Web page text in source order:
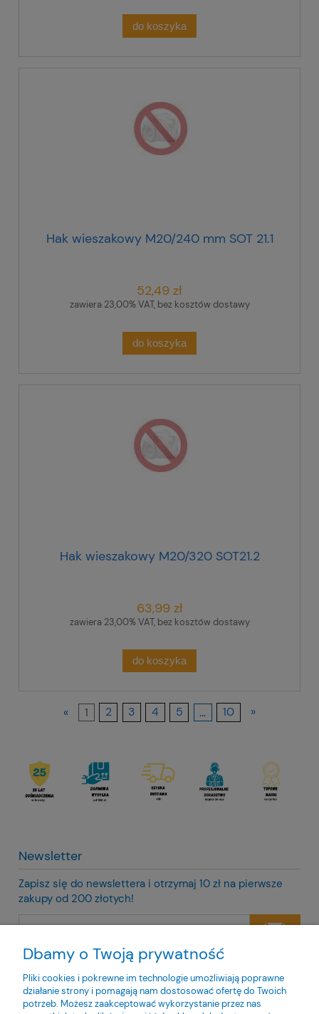
do koszyka
Hak wieszakowy M20/240 mm SOT 21.1
52,49 zł
zawiera 23,00% VAT, bez kosztów dostawy
do koszyka
Hak wieszakowy M20/320 SOT21.2
63,99 zł
zawiera 23,00% VAT, bez kosztów dostawy
do koszyka
« 1 2 3 4 5 ... 10 »
Newsletter
Zapisz się do newslettera i otrzymaj 10 zł na pierwsze
zakupy od 200 złotych!
Twoje dane będą przetwarzane zgodnie z nasząpolityką
prywatności
Dbamy o Twoją prywatność
Pliki cookies i pokrewne im technologie umożliwiają poprawne
działanie strony i pomagają nam dostosować ofertę do Twoich
potrzeb. Możesz zaakceptować wykorzystanie przez nas